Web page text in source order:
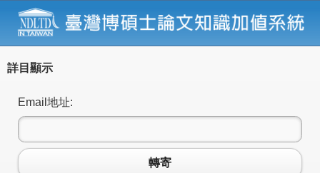
詳目顯示
Email地址:
轉寄